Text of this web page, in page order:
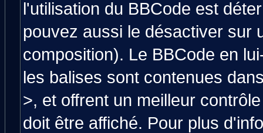
l'utilisation du BBCode est
pouvez aussi le désactiver sur
composition). Le BBCode en
les balises sont contenues
>, et offrent un meilleur
doit être affiché. Pour plus